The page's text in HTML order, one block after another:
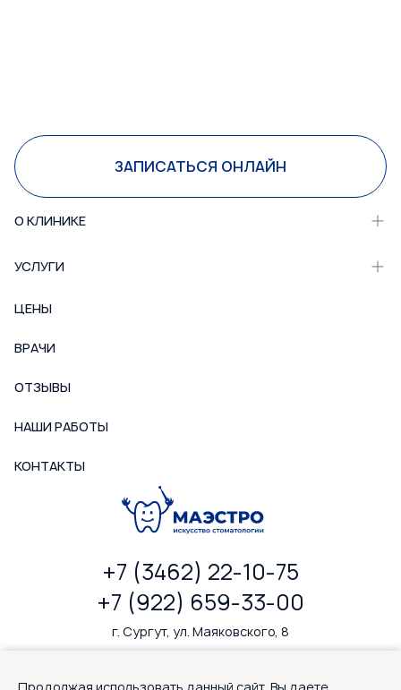
ЗАПИСАТЬСЯ ОНЛАЙН
О КЛИНИКЕ
УСЛУГИ
ЦЕНЫ
ВРАЧИ
ОТЗЫВЫ
НАШИ РАБОТЫ
КОНТАКТЫ
+7 (3462) 22-10-75
+7 (922) 659-33-00
г. Сургут, ул. Маяковского, 8